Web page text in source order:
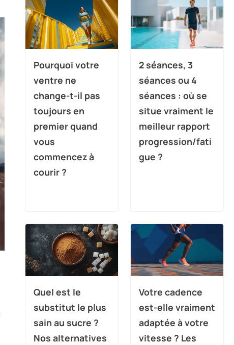
Pourquoi votre
ventre ne
change-t-il pas
toujours en
premier quand
vous
commencez à
courir ?
2 séances, 3
séances ou 4
séances : où se
situe vraiment le
meilleur rapport
progression/fati
gue ?
Quel est le
substitut le plus
sain au sucre ?
Nos alternatives
Votre cadence
est-elle vraiment
adaptée à votre
vitesse ? Les